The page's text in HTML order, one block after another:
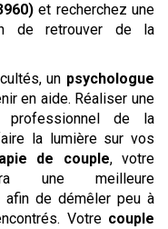
et recherchez une
de retrouver de la
un psychologue
en aide. Réaliser une
de la
la lumière sur vos
de couple, votre
une meilleure
afin de démêler peu à
Votre couple